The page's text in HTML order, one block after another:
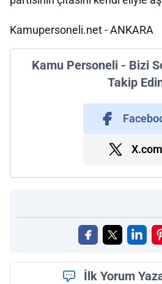
Kamupersoneli.net - ANKARA
Kamu Personeli - Bizi
Takip
X.com
İlk Yorum